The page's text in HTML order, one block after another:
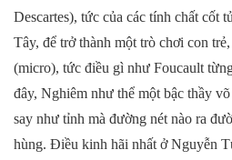
Descartes), tức của các tính chất cốt
Tây, để trở thành một trò chơi con
(micro), tức điều gì như Foucault
đây, Nghiêm như thể một bậc thầy
say như tỉnh mà đường nét nào ra
hùng. Điều kinh hãi nhất ở Nguyễn